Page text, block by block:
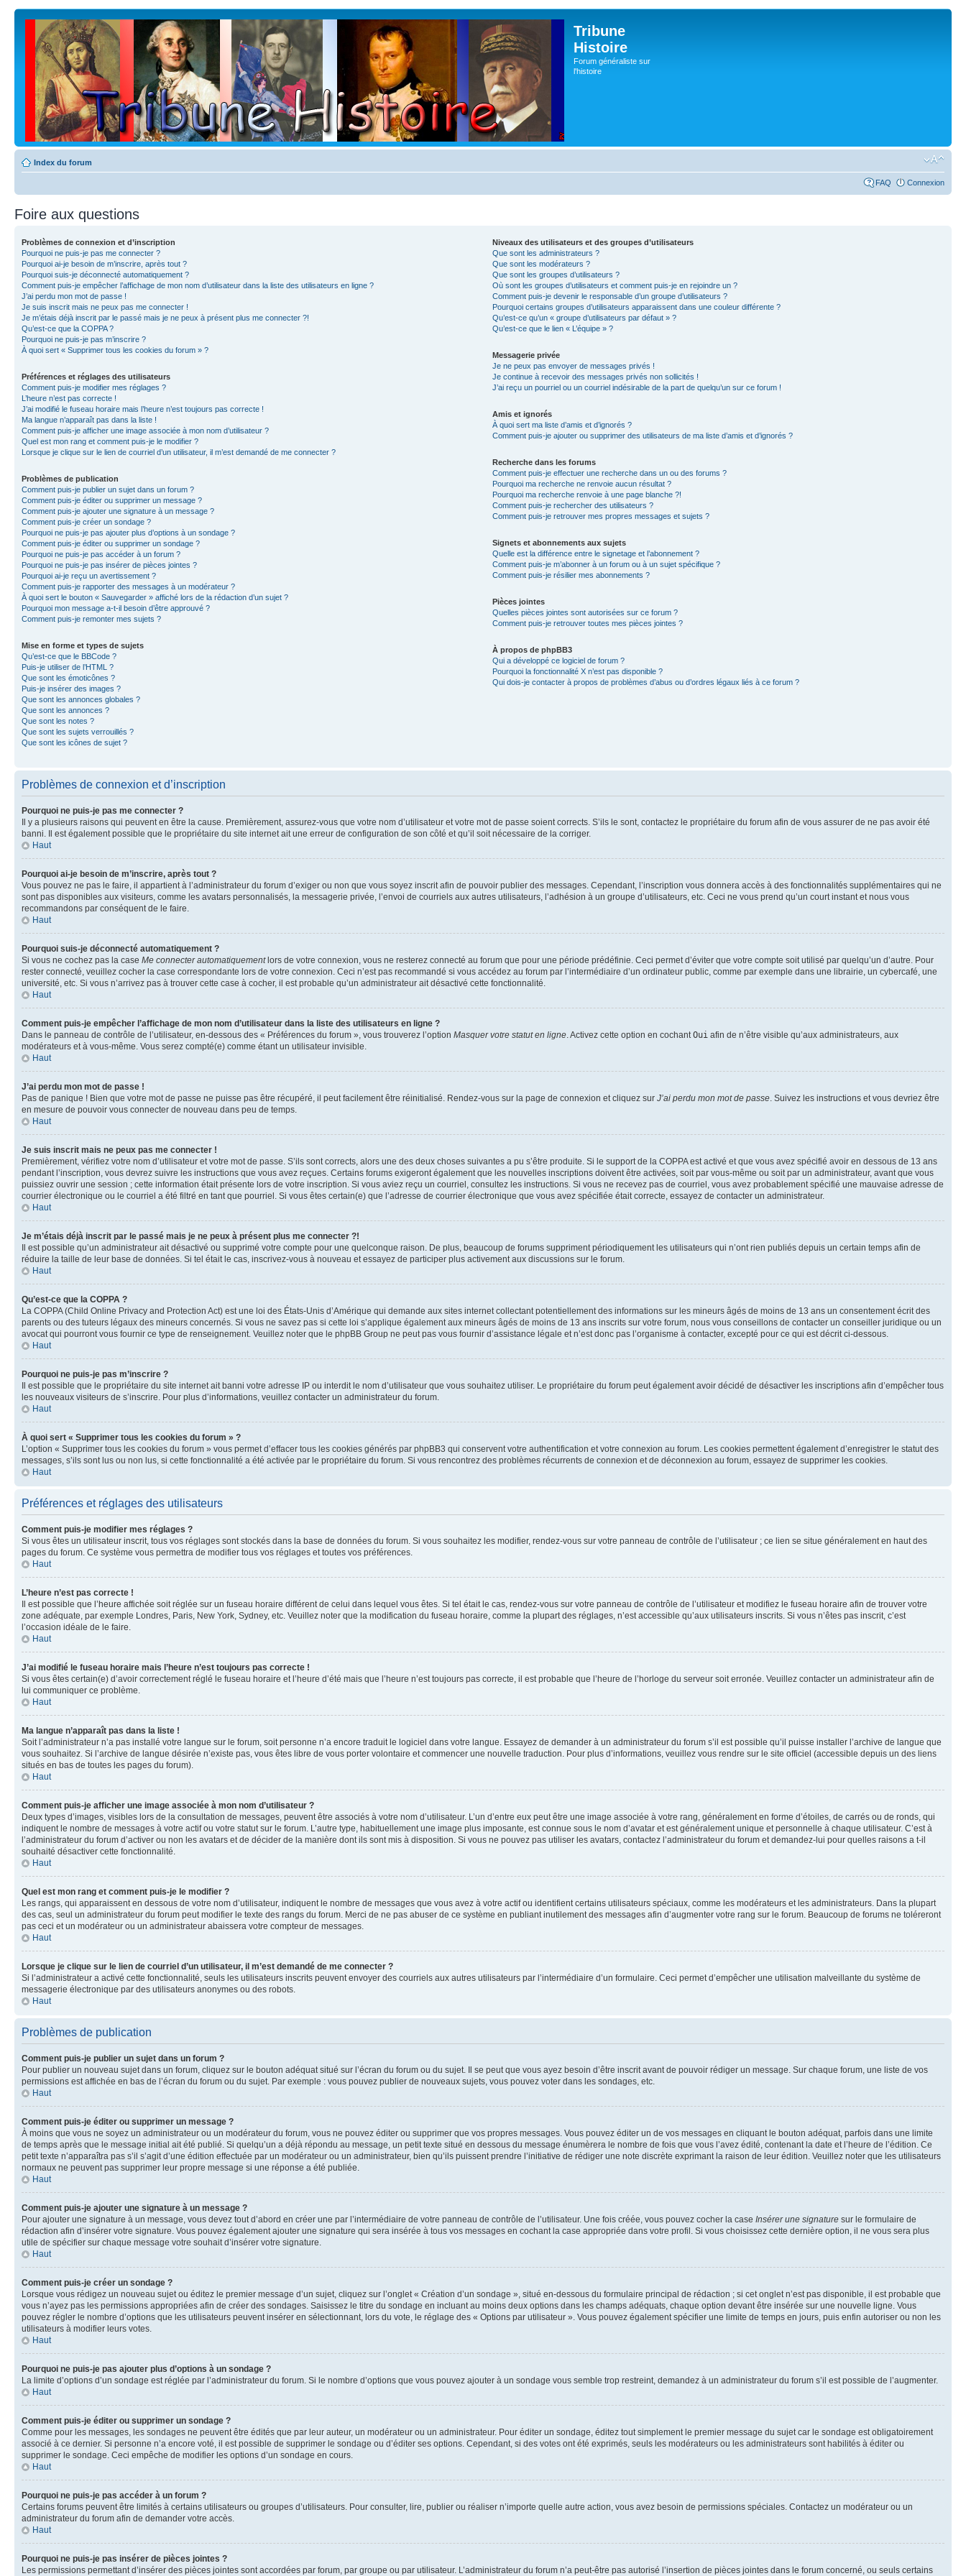
Tribune
Histoire
Forum généraliste sur
l'histoire
Index du forum
FAQ Connexion
Foire aux questions
Problèmes de connexion et d’inscription
Pourquoi ne puis-je pas me connecter ?
Pourquoi ai-je besoin de m’inscrire, après tout ?
Pourquoi suis-je déconnecté automatiquement ?
Comment puis-je empêcher l’affichage de mon nom d’utilisateur dans la liste des utilisateurs en ligne ?
J’ai perdu mon mot de passe !
Je suis inscrit mais ne peux pas me connecter !
Je m’étais déjà inscrit par le passé mais je ne peux à présent plus me connecter ?!
Qu’est-ce que la COPPA ?
Pourquoi ne puis-je pas m’inscrire ?
À quoi sert « Supprimer tous les cookies du forum » ?
Préférences et réglages des utilisateurs
Comment puis-je modifier mes réglages ?
L’heure n’est pas correcte !
J’ai modifié le fuseau horaire mais l’heure n’est toujours pas correcte !
Ma langue n’apparaît pas dans la liste !
Comment puis-je afficher une image associée à mon nom d’utilisateur ?
Quel est mon rang et comment puis-je le modifier ?
Lorsque je clique sur le lien de courriel d’un utilisateur, il m’est demandé de me connecter ?
Problèmes de publication
Comment puis-je publier un sujet dans un forum ?
Comment puis-je éditer ou supprimer un message ?
Comment puis-je ajouter une signature à un message ?
Comment puis-je créer un sondage ?
Pourquoi ne puis-je pas ajouter plus d’options à un sondage ?
Comment puis-je éditer ou supprimer un sondage ?
Pourquoi ne puis-je pas accéder à un forum ?
Pourquoi ne puis-je pas insérer de pièces jointes ?
Pourquoi ai-je reçu un avertissement ?
Comment puis-je rapporter des messages à un modérateur ?
À quoi sert le bouton « Sauvegarder » affiché lors de la rédaction d’un sujet ?
Pourquoi mon message a-t-il besoin d’être approuvé ?
Comment puis-je remonter mes sujets ?
Mise en forme et types de sujets
Qu’est-ce que le BBCode ?
Puis-je utiliser de l’HTML ?
Que sont les émoticônes ?
Puis-je insérer des images ?
Que sont les annonces globales ?
Que sont les annonces ?
Que sont les notes ?
Que sont les sujets verrouillés ?
Que sont les icônes de sujet ?
Niveaux des utilisateurs et des groupes d’utilisateurs
Que sont les administrateurs ?
Que sont les modérateurs ?
Que sont les groupes d’utilisateurs ?
Où sont les groupes d’utilisateurs et comment puis-je en rejoindre un ?
Comment puis-je devenir le responsable d’un groupe d’utilisateurs ?
Pourquoi certains groupes d’utilisateurs apparaissent dans une couleur différente ?
Qu’est-ce qu’un « groupe d’utilisateurs par défaut » ?
Qu’est-ce que le lien « L’équipe » ?
Messagerie privée
Je ne peux pas envoyer de messages privés !
Je continue à recevoir des messages privés non sollicités !
J’ai reçu un pourriel ou un courriel indésirable de la part de quelqu’un sur ce forum !
Amis et ignorés
À quoi sert ma liste d’amis et d’ignorés ?
Comment puis-je ajouter ou supprimer des utilisateurs de ma liste d’amis et d’ignorés ?
Recherche dans les forums
Comment puis-je effectuer une recherche dans un ou des forums ?
Pourquoi ma recherche ne renvoie aucun résultat ?
Pourquoi ma recherche renvoie à une page blanche ?!
Comment puis-je rechercher des utilisateurs ?
Comment puis-je retrouver mes propres messages et sujets ?
Signets et abonnements aux sujets
Quelle est la différence entre le signetage et l’abonnement ?
Comment puis-je m’abonner à un forum ou à un sujet spécifique ?
Comment puis-je résilier mes abonnements ?
Pièces jointes
Quelles pièces jointes sont autorisées sur ce forum ?
Comment puis-je retrouver toutes mes pièces jointes ?
À propos de phpBB3
Qui a développé ce logiciel de forum ?
Pourquoi la fonctionnalité X n’est pas disponible ?
Qui dois-je contacter à propos de problèmes d’abus ou d’ordres légaux liés à ce forum ?
Problèmes de connexion et d’inscription
Pourquoi ne puis-je pas me connecter ?
Il y a plusieurs raisons qui peuvent en être la cause. Premièrement, assurez-vous que votre nom d’utilisateur et votre mot de passe soient corrects. S’ils le sont, contactez le propriétaire du forum afin de vous assurer de ne pas avoir été
banni. Il est également possible que le propriétaire du site internet ait une erreur de configuration de son côté et qu’il soit nécessaire de la corriger.
Haut
Pourquoi ai-je besoin de m’inscrire, après tout ?
Vous pouvez ne pas le faire, il appartient à l’administrateur du forum d’exiger ou non que vous soyez inscrit afin de pouvoir publier des messages. Cependant, l’inscription vous donnera accès à des fonctionnalités supplémentaires qui ne
sont pas disponibles aux visiteurs, comme les avatars personnalisés, la messagerie privée, l’envoi de courriels aux autres utilisateurs, l’adhésion à un groupe d’utilisateurs, etc. Ceci ne vous prend qu’un court instant et nous vous
recommandons par conséquent de le faire.
Haut
Pourquoi suis-je déconnecté automatiquement ?
Si vous ne cochez pas la case Me connecter automatiquementlors de votre connexion, vous ne resterez connecté au forum que pour une période prédéfinie. Ceci permet d’éviter que votre compte soit utilisé par quelqu’un d’autre. Pour
rester connecté, veuillez cocher la case correspondante lors de votre connexion. Ceci n’est pas recommandé si vous accédez au forum par l’intermédiaire d’un ordinateur public, comme par exemple dans une librairie, un cybercafé, une
université, etc. Si vous n’arrivez pas à trouver cette case à cocher, il est probable qu’un administrateur ait désactivé cette fonctionnalité.
Haut
Comment puis-je empêcher l’affichage de mon nom d’utilisateur dans la liste des utilisateurs en ligne ?
Dans le panneau de contrôle de l’utilisateur, en-dessous des « Préférences du forum », vous trouverez l’option Masquer votre statut en ligne. Activez cette option en cochantOui afin de n’être visible qu’aux administrateurs, aux
modérateurs et à vous-même. Vous serez compté(e) comme étant un utilisateur invisible.
Haut
J’ai perdu mon mot de passe !
Pas de panique ! Bien que votre mot de passe ne puisse pas être récupéré, il peut facilement être réinitialisé. Rendez-vous sur la page de connexion et cliquez sur J’ai perdu mon mot de passe. Suivez les instructions et vous devriez être
en mesure de pouvoir vous connecter de nouveau dans peu de temps.
Haut
Je suis inscrit mais ne peux pas me connecter !
Premièrement, vérifiez votre nom d’utilisateur et votre mot de passe. S’ils sont corrects, alors une des deux choses suivantes a pu s’être produite. Si le support de la COPPA est activé et que vous avez spécifié avoir en dessous de 13 ans
pendant l’inscription, vous devrez suivre les instructions que vous avez reçues. Certains forums exigeront également que les nouvelles inscriptions doivent être activées, soit par vous-même ou soit par un administrateur, avant que vous
puissiez ouvrir une session ; cette information était présente lors de votre inscription. Si vous aviez reçu un courriel, consultez les instructions. Si vous ne recevez pas de courriel, vous avez probablement spécifié une mauvaise adresse de
courrier électronique ou le courriel a été filtré en tant que pourriel. Si vous êtes certain(e) que l’adresse de courrier électronique que vous avez spécifiée était correcte, essayez de contacter un administrateur.
Haut
Je m’étais déjà inscrit par le passé mais je ne peux à présent plus me connecter ?!
Il est possible qu’un administrateur ait désactivé ou supprimé votre compte pour une quelconque raison. De plus, beaucoup de forums suppriment périodiquement les utilisateurs qui n’ont rien publiés depuis un certain temps afin de
réduire la taille de leur base de données. Si tel était le cas, inscrivez-vous à nouveau et essayez de participer plus activement aux discussions sur le forum.
Haut
Qu’est-ce que la COPPA ?
La COPPA (Child Online Privacy and Protection Act) est une loi des États-Unis d’Amérique qui demande aux sites internet collectant potentiellement des informations sur les mineurs âgés de moins de 13 ans un consentement écrit des
parents ou des tuteurs légaux des mineurs concernés. Si vous ne savez pas si cette loi s’applique également aux mineurs âgés de moins de 13 ans inscrits sur votre forum, nous vous conseillons de contacter un conseiller juridique ou un
avocat qui pourront vous fournir ce type de renseignement. Veuillez noter que le phpBB Group ne peut pas vous fournir d’assistance légale et n’est donc pas l’organisme à contacter, excepté pour ce qui est décrit ci-dessous.
Haut
Pourquoi ne puis-je pas m’inscrire ?
Il est possible que le propriétaire du site internet ait banni votre adresse IP ou interdit le nom d’utilisateur que vous souhaitez utiliser. Le propriétaire du forum peut également avoir décidé de désactiver les inscriptions afin d’empêcher tous
les nouveaux visiteurs de s’inscrire. Pour plus d’informations, veuillez contacter un administrateur du forum.
Haut
À quoi sert « Supprimer tous les cookies du forum » ?
L’option « Supprimer tous les cookies du forum » vous permet d’effacer tous les cookies générés par phpBB3 qui conservent votre authentification et votre connexion au forum. Les cookies permettent également d’enregistrer le statut des
messages, s’ils sont lus ou non lus, si cette fonctionnalité a été activée par le propriétaire du forum. Si vous rencontrez des problèmes récurrents de connexion et de déconnexion au forum, essayez de supprimer les cookies.
Haut
Préférences et réglages des utilisateurs
Comment puis-je modifier mes réglages ?
Si vous êtes un utilisateur inscrit, tous vos réglages sont stockés dans la base de données du forum. Si vous souhaitez les modifier, rendez-vous sur votre panneau de contrôle de l’utilisateur ; ce lien se situe généralement en haut des
pages du forum. Ce système vous permettra de modifier tous vos réglages et toutes vos préférences.
Haut
L’heure n’est pas correcte !
Il est possible que l’heure affichée soit réglée sur un fuseau horaire différent de celui dans lequel vous êtes. Si tel était le cas, rendez-vous sur votre panneau de contrôle de l’utilisateur et modifiez le fuseau horaire afin de trouver votre
zone adéquate, par exemple Londres, Paris, New York, Sydney, etc. Veuillez noter que la modification du fuseau horaire, comme la plupart des réglages, n’est accessible qu’aux utilisateurs inscrits. Si vous n’êtes pas inscrit, c’est
l’occasion idéale de le faire.
Haut
J’ai modifié le fuseau horaire mais l’heure n’est toujours pas correcte !
Si vous êtes certain(e) d’avoir correctement réglé le fuseau horaire et l’heure d’été mais que l’heure n’est toujours pas correcte, il est probable que l’heure de l’horloge du serveur soit erronée. Veuillez contacter un administrateur afin de
lui communiquer ce problème.
Haut
Ma langue n’apparaît pas dans la liste !
Soit l’administrateur n’a pas installé votre langue sur le forum, soit personne n’a encore traduit le logiciel dans votre langue. Essayez de demander à un administrateur du forum s’il est possible qu’il puisse installer l’archive de langue que
vous souhaitez. Si l’archive de langue désirée n’existe pas, vous êtes libre de vous porter volontaire et commencer une nouvelle traduction. Pour plus d’informations, veuillez vous rendre sur le site officiel (accessible depuis un des liens
situés en bas de toutes les pages du forum).
Haut
Comment puis-je afficher une image associée à mon nom d’utilisateur ?
Deux types d’images, visibles lors de la consultation de messages, peuvent être associés à votre nom d’utilisateur. L’un d’entre eux peut être une image associée à votre rang, généralement en forme d’étoiles, de carrés ou de ronds, qui
indiquent le nombre de messages à votre actif ou votre statut sur le forum. L’autre type, habituellement une image plus imposante, est connue sous le nom d’avatar et est généralement unique et personnelle à chaque utilisateur. C’est à
l’administrateur du forum d’activer ou non les avatars et de décider de la manière dont ils sont mis à disposition. Si vous ne pouvez pas utiliser les avatars, contactez l’administrateur du forum et demandez-lui pour quelles raisons a t-il
souhaité désactiver cette fonctionnalité.
Haut
Quel est mon rang et comment puis-je le modifier ?
Les rangs, qui apparaissent en dessous de votre nom d’utilisateur, indiquent le nombre de messages que vous avez à votre actif ou identifient certains utilisateurs spéciaux, comme les modérateurs et les administrateurs. Dans la plupart
des cas, seul un administrateur du forum peut modifier le texte des rangs du forum. Merci de ne pas abuser de ce système en publiant inutilement des messages afin d’augmenter votre rang sur le forum. Beaucoup de forums ne toléreront
pas ceci et un modérateur ou un administrateur abaissera votre compteur de messages.
Haut
Lorsque je clique sur le lien de courriel d’un utilisateur, il m’est demandé de me connecter ?
Si l’administrateur a activé cette fonctionnalité, seuls les utilisateurs inscrits peuvent envoyer des courriels aux autres utilisateurs par l’intermédiaire d’un formulaire. Ceci permet d’empêcher une utilisation malveillante du système de
messagerie électronique par des utilisateurs anonymes ou des robots.
Haut
Problèmes de publication
Comment puis-je publier un sujet dans un forum ?
Pour publier un nouveau sujet dans un forum, cliquez sur le bouton adéquat situé sur l’écran du forum ou du sujet. Il se peut que vous ayez besoin d’être inscrit avant de pouvoir rédiger un message. Sur chaque forum, une liste de vos
permissions est affichée en bas de l’écran du forum ou du sujet. Par exemple : vous pouvez publier de nouveaux sujets, vous pouvez voter dans les sondages, etc.
Haut
Comment puis-je éditer ou supprimer un message ?
À moins que vous ne soyez un administrateur ou un modérateur du forum, vous ne pouvez éditer ou supprimer que vos propres messages. Vous pouvez éditer un de vos messages en cliquant le bouton adéquat, parfois dans une limite
de temps après que le message initial ait été publié. Si quelqu’un a déjà répondu au message, un petit texte situé en dessous du message énumèrera le nombre de fois que vous l’avez édité, contenant la date et l’heure de l’édition. Ce
petit texte n’apparaîtra pas s’il s’agit d’une édition effectuée par un modérateur ou un administrateur, bien qu’ils puissent prendre l’initiative de rédiger une note discrète exprimant la raison de leur édition. Veuillez noter que les utilisateurs
normaux ne peuvent pas supprimer leur propre message si une réponse a été publiée.
Haut
Comment puis-je ajouter une signature à un message ?
Pour ajouter une signature à un message, vous devez tout d’abord en créer une par l’intermédiaire de votre panneau de contrôle de l’utilisateur. Une fois créée, vous pouvez cocher la case Insérer une signature sur le formulaire de
rédaction afin d’insérer votre signature. Vous pouvez également ajouter une signature qui sera insérée à tous vos messages en cochant la case appropriée dans votre profil. Si vous choisissez cette dernière option, il ne vous sera plus
utile de spécifier sur chaque message votre souhait d’insérer votre signature.
Haut
Comment puis-je créer un sondage ?
Lorsque vous rédigez un nouveau sujet ou éditez le premier message d’un sujet, cliquez sur l’onglet « Création d’un sondage », situé en-dessous du formulaire principal de rédaction ; si cet onglet n’est pas disponible, il est probable que
vous n’ayez pas les permissions appropriées afin de créer des sondages. Saisissez le titre du sondage en incluant au moins deux options dans les champs adéquats, chaque option devant être insérée sur une nouvelle ligne. Vous
pouvez régler le nombre d’options que les utilisateurs peuvent insérer en sélectionnant, lors du vote, le réglage des « Options par utilisateur ». Vous pouvez également spécifier une limite de temps en jours, puis enfin autoriser ou non les
utilisateurs à modifier leurs votes.
Haut
Pourquoi ne puis-je pas ajouter plus d’options à un sondage ?
La limite d’options d’un sondage est réglée par l’administrateur du forum. Si le nombre d’options que vous pouvez ajouter à un sondage vous semble trop restreint, demandez à un administrateur du forum s’il est possible de l’augmenter.
Haut
Comment puis-je éditer ou supprimer un sondage ?
Comme pour les messages, les sondages ne peuvent être édités que par leur auteur, un modérateur ou un administrateur. Pour éditer un sondage, éditez tout simplement le premier message du sujet car le sondage est obligatoirement
associé à ce dernier. Si personne n’a encore voté, il est possible de supprimer le sondage ou d’éditer ses options. Cependant, si des votes ont été exprimés, seuls les modérateurs ou les administrateurs sont habilités à éditer ou
supprimer le sondage. Ceci empêche de modifier les options d’un sondage en cours.
Haut
Pourquoi ne puis-je pas accéder à un forum ?
Certains forums peuvent être limités à certains utilisateurs ou groupes d’utilisateurs. Pour consulter, lire, publier ou réaliser n’importe quelle autre action, vous avez besoin de permissions spéciales. Contactez un modérateur ou un
administrateur du forum afin de demander votre accès.
Haut
Pourquoi ne puis-je pas insérer de pièces jointes ?
Les permissions permettant d’insérer des pièces jointes sont accordées par forum, par groupe ou par utilisateur. L’administrateur du forum n’a peut-être pas autorisé l’insertion de pièces jointes dans le forum concerné, ou seuls certains